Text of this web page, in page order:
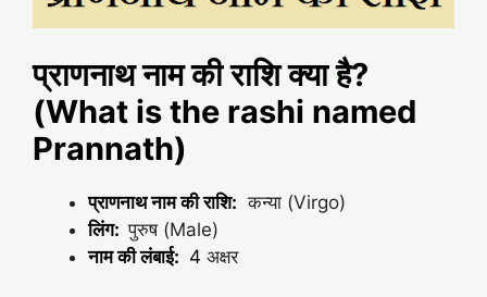
प्राणनाथ नाम की राशि क्या है?
(What is the rashi named
Prannath)
प्राणनाथ नाम की राशि: कन्या (Virgo)
लिंग: पुरुष (Male)
नाम की लंबाई: 4 अक्षर